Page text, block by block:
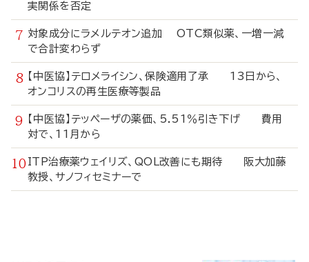
実関係を否定
対象成分にラメルテオン追加 OTC類似薬、一増一減
で合計変わらず
【中医協】テロメライシン、保険適用了承 13日から、
オンコリスの再生医療等製品
【中医協】テッペーザの薬価、5.51％引き下げ 費用
対で、11月から
ITP治療薬ウェイリズ、QOL改善にも期待 阪大加藤
教授、サノフィセミナーで